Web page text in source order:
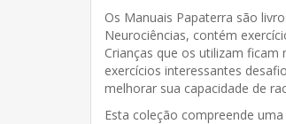
Os Manuais Papaterra são
Neurociências, contém
Crianças que os utilizam
exercícios interessantes
melhorar sua capacidade de
Esta coleção compreende